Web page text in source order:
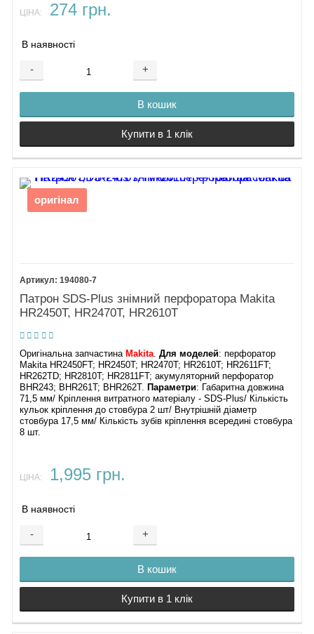
ЦІНА: 274 грн.
В наявності
- +
В кошик
Купити в 1 клік
оригінал
194080-7
Патрон SDS-Plus знімний перфоратора Makita
HR2450T, HR2470T, HR2610T
Оригінальна запчастина Makita.Для моделей: перфоратор
Makita HR2450FT; HR2450T; HR2470T; HR2610T; HR2611FT;
HR262TD; HR2810T; HR2811FT; акумуляторний перфоратор
BHR243; BHR261T; BHR262T. Параметри: Габаритна довжина
71,5 мм/ Кріплення витратного матеріалу - SDS-Plus/ Кількість
кульок кріплення до стовбура 2 шт/ Внутрішній діаметр
стовбура 17,5 мм/ Кількість зубів кріплення всередині стовбура
8 шт.
ЦІНА: 1,995 грн.
В наявності
- +
В кошик
Купити в 1 клік